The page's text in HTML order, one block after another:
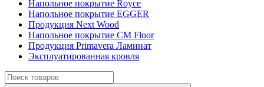
Напольное покрытие Royce
Напольное покрытие EGGER
Продукция Next Wood
Напольное покрытие CM Floor
Продукция Primavera Ламинат
Эксплуатированная кровля